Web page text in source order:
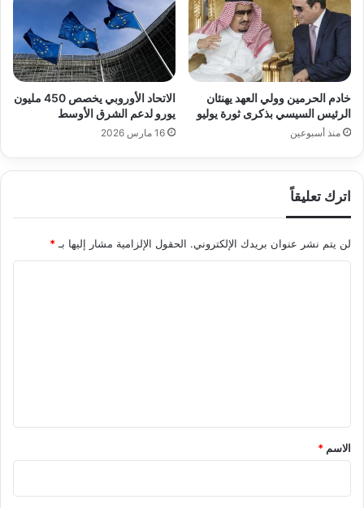
خادم الحرمين وولي العهد يهنئان
الرئيس السيسي بذكرى ثورة يوليو
منذ أسبوعين
الاتحاد الأوروبي يخصص 450 مليون
يورو لدعم الشرق الأوسط
16 مارس 2026
اترك تعليقاً
لن يتم نشر عنوان بريدك الإلكتروني. الحقول الإلزامية مشار إليها بـ*
*
الاسم *